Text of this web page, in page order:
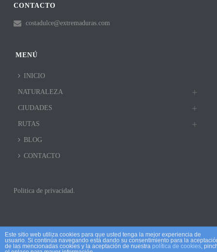
CONTACTO
costadulce@extremaduras.com
MENÚ
INICIO
NATURALEZA
CIUDADES
RUTAS
BLOG
CONTACTO
Politica de privacidad.
Este sitio web utiliza cookies para que usted tenga la mejor experiencia de
usuario. Si continúa navegando está dando su consentimiento para la
de las mencionadas cookies y la aceptación de nuestra política de cookies,